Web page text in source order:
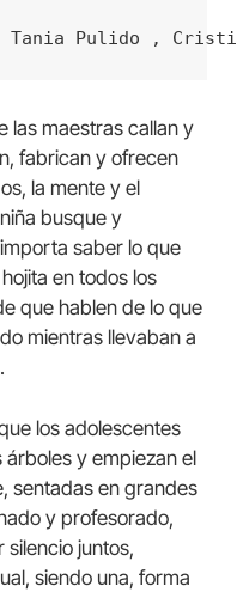
Tania Pulido ,
las maestras callan y
fabrican y ofrecen
la mente y el
busque y
saber lo que
en todos los
que hablen de lo que
mientras llevaban a
los adolescentes
y empiezan el
sentadas en grandes
y profesorado,
juntos,
siendo una, forma